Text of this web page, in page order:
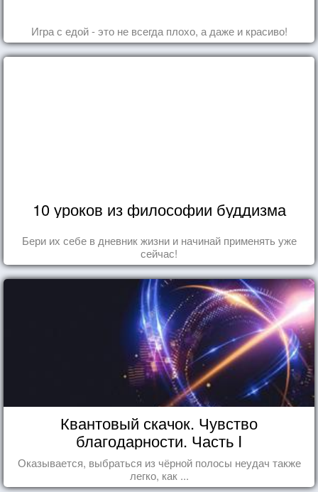
Игра с едой - это не всегда плохо, а даже и красиво!
10 уроков из философии буддизма
Бери их себе в дневник жизни и начинай применять уже
сейчас!
Квантовый скачок. Чувство
благодарности. Часть I
Оказывается, выбраться из чёрной полосы неудач также
легко, как ...